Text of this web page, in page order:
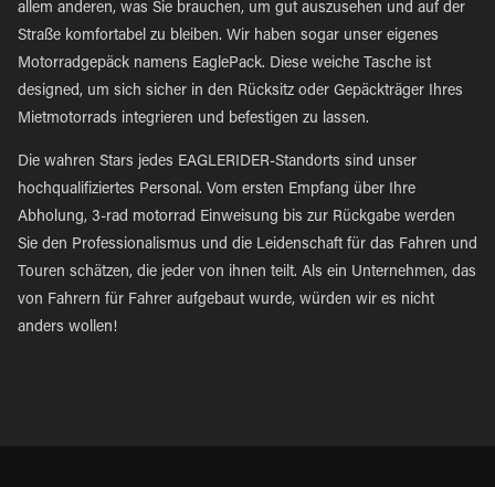
allem anderen, was Sie brauchen, um gut auszusehen und auf der
Straße komfortabel zu bleiben. Wir haben sogar unser eigenes
Motorradgepäck namens EaglePack. Diese weiche Tasche ist
designed, um sich sicher in den Rücksitz oder Gepäckträger Ihres
Mietmotorrads integrieren und befestigen zu lassen.
Die wahren Stars jedes EAGLERIDER-Standorts sind unser
hochqualifiziertes Personal. Vom ersten Empfang über Ihre
Abholung, 3-rad motorrad Einweisung bis zur Rückgabe werden
Sie den Professionalismus und die Leidenschaft für das Fahren und
Touren schätzen, die jeder von ihnen teilt. Als ein Unternehmen, das
von Fahrern für Fahrer aufgebaut wurde, würden wir es nicht
anders wollen!